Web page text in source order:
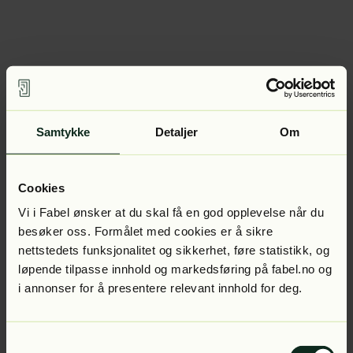
Samtykke Detaljer Om
Cookies
Vi i Fabel ønsker at du skal få en god opplevelse når du
besøker oss. Formålet med cookies er å sikre
nettstedets funksjonalitet og sikkerhet, føre statistikk, og
løpende tilpasse innhold og markedsføring på fabel.no og
i annonser for å presentere relevant innhold for deg.